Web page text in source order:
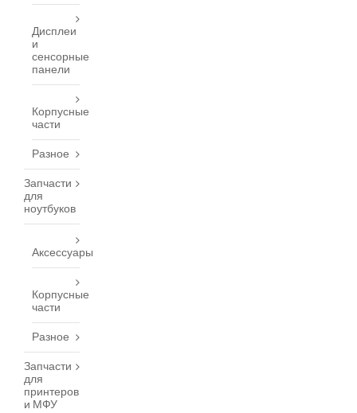
Дисплеи
и
сенсорные
панели
Корпусные
части
Разное
Запчасти
для
ноутбуков
Аксессуары
Корпусные
части
Разное
Запчасти
для
принтеров
и МФУ